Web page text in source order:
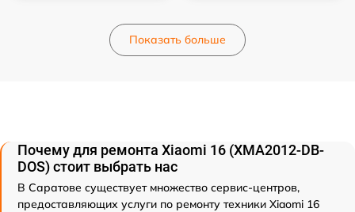
Показать больше
Почему для ремонта Xiaomi 16 (XMA2012-DB-
DOS) стоит выбрать нас
В Саратове существует множество сервис-центров,
предоставляющих услуги по ремонту техники Xiaomi 16